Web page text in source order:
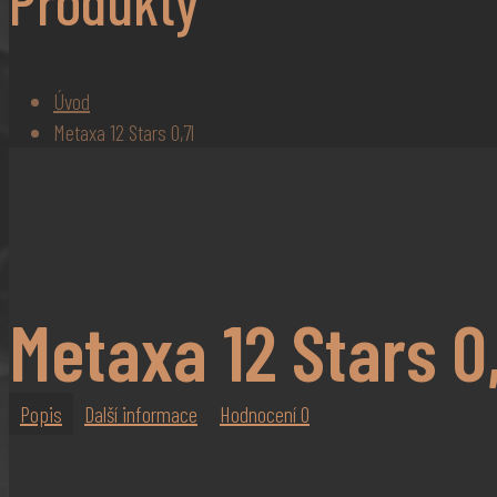
Úvod
Metaxa 12 Stars 0,7l
Metaxa 12 Stars
Popis Další informace Hodnocení 0